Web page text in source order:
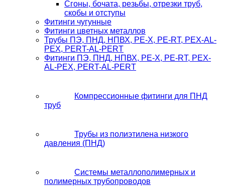
Сгоны, бочата, резьбы, отрезки труб,
скобы и отступы
Фитинги чугунные
Фитинги цветных металлов
Трубы ПЭ, ПНД, НПВХ, PE-X, PE-RT, PEX-AL-
PEX, PERT-AL-PERT
Фитинги ПЭ, ПНД, НПВХ, PE-X, PE-RT, PEX-
AL-PEX, PERT-AL-PERT
Компрессионные фитинги для ПНД
труб
Трубы из полиэтилена низкого
давления (ПНД)
Системы металлополимерных и
полимерных трубопроводов